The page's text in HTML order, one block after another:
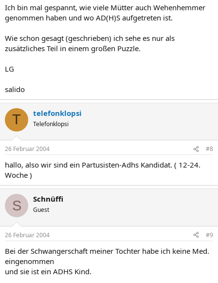
Ich bin mal gespannt, wie viele Mütter auch Wehenhemmer
genommen haben und wo AD(H)S aufgetreten ist.
Wie schon gesagt (geschrieben) ich sehe es nur als
zusätzliches Teil in einem großen Puzzle.
LG
salido
T telefonklopsi
Telefonklopsi
26 Februar 2004 #8
hallo, also wir sind ein Partusisten-Adhs Kandidat. ( 12-24.
Woche )
S Schnüffi
Guest
26 Februar 2004 #9
Bei der Schwangerschaft meiner Tochter habe ich keine Med.
eingenommen
und sie ist ein ADHS Kind.